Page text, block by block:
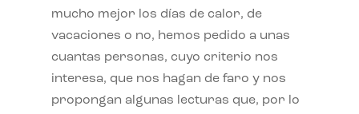
mucho mejor los días de calor, de
vacaciones o no, hemos pedido a unas
cuantas personas, cuyo criterio nos
interesa, que nos hagan de faro y nos
propongan algunas lecturas que, por lo